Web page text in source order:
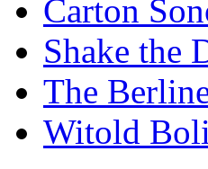
Carton
Shake the
The
Witold